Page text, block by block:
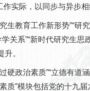
实际，以同步与异步相
教育工作新形势”“研
关系”“新时代研究生
。
政治素质”“立德有道
质”模块包括党的十九